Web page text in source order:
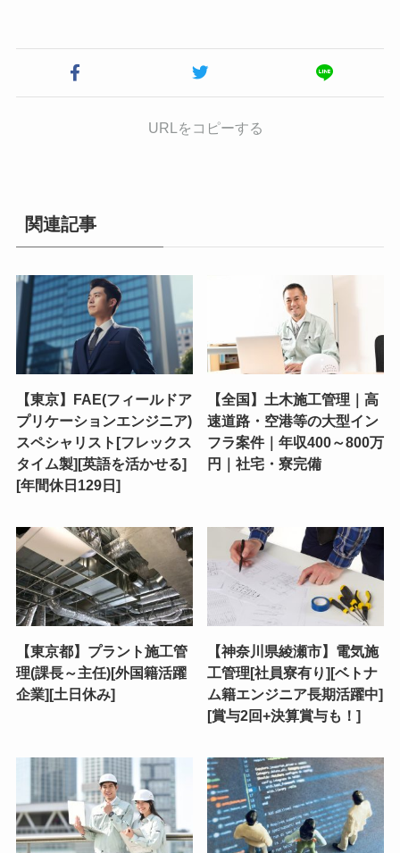
URLをコピーする
関連記事
【東京】FAE(フィールドア
プリケーションエンジニア)
スペシャリスト[フレックス
タイム製][英語を活かせる]
[年間休日129日]
【全国】土木施工管理｜高
速道路・空港等の大型イン
フラ案件｜年収400～800万
円｜社宅・寮完備
【東京都】プラント施工管
理(課長～主任)[外国籍活躍
企業][土日休み]
【神奈川県綾瀬市】電気施
工管理[社員寮有り][ベトナ
ム籍エンジニア長期活躍中]
[賞与2回+決算賞与も！]